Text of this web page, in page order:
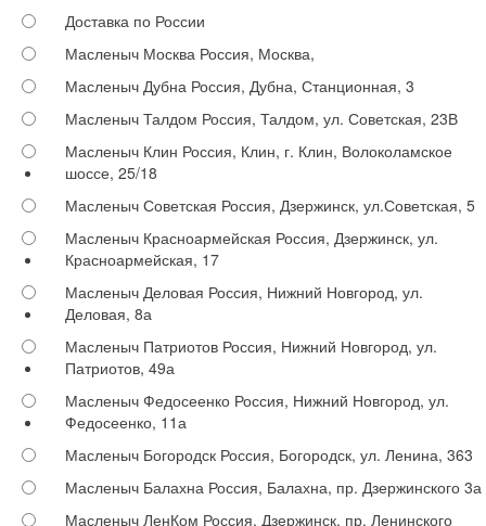
Доставка по России
Масленыч Москва Россия, Москва,
Масленыч Дубна Россия, Дубна, Станционная, 3
Масленыч Талдом Россия, Талдом, ул. Советская, 23В
Масленыч Клин Россия, Клин, г. Клин, Волоколамское
шоссе, 25/18
Масленыч Советская Россия, Дзержинск, ул.Советская, 5
Масленыч Красноармейская Россия, Дзержинск, ул.
Красноармейская, 17
Масленыч Деловая Россия, Нижний Новгород, ул.
Деловая, 8а
Масленыч Патриотов Россия, Нижний Новгород, ул.
Патриотов, 49а
Масленыч Федосеенко Россия, Нижний Новгород, ул.
Федосеенко, 11а
Масленыч Богородск Россия, Богородск, ул. Ленина, 363
Масленыч Балахна Россия, Балахна, пр. Дзержинского 3а
Масленыч ЛенКом Россия, Дзержинск, пр. Ленинского